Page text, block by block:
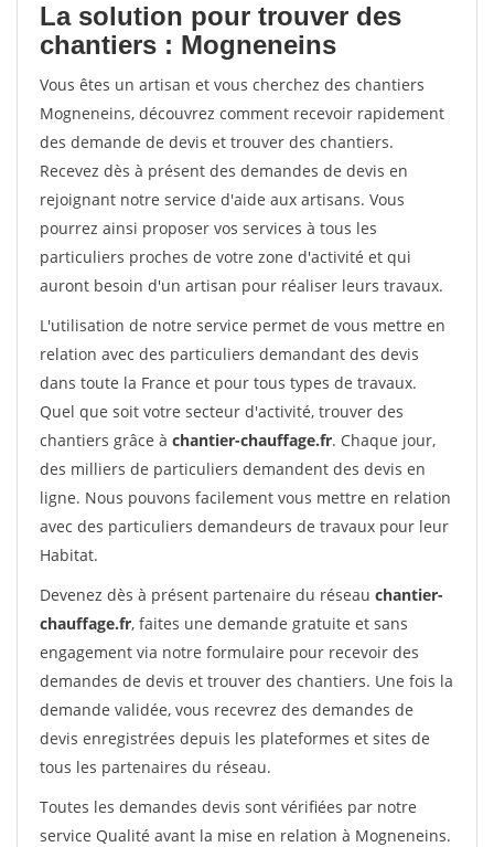
La solution pour trouver des
chantiers : Mogneneins
Vous êtes un artisan et vous cherchez des chantiers
Mogneneins, découvrez comment recevoir rapidement
des demande de devis et trouver des chantiers.
Recevez dès à présent des demandes de devis en
rejoignant notre service d'aide aux artisans. Vous
pourrez ainsi proposer vos services à tous les
particuliers proches de votre zone d'activité et qui
auront besoin d'un artisan pour réaliser leurs travaux.
L'utilisation de notre service permet de vous mettre en
relation avec des particuliers demandant des devis
dans toute la France et pour tous types de travaux.
Quel que soit votre secteur d'activité, trouver des
chantiers grâce à chantier-chauffage.fr. Chaque jour,
des milliers de particuliers demandent des devis en
ligne. Nous pouvons facilement vous mettre en relation
avec des particuliers demandeurs de travaux pour leur
Habitat.
Devenez dès à présent partenaire du réseau chantier-
chauffage.fr, faites une demande gratuite et sans
engagement via notre formulaire pour recevoir des
demandes de devis et trouver des chantiers. Une fois la
demande validée, vous recevrez des demandes de
devis enregistrées depuis les plateformes et sites de
tous les partenaires du réseau.
Toutes les demandes devis sont vérifiées par notre
service Qualité avant la mise en relation à Mogneneins.